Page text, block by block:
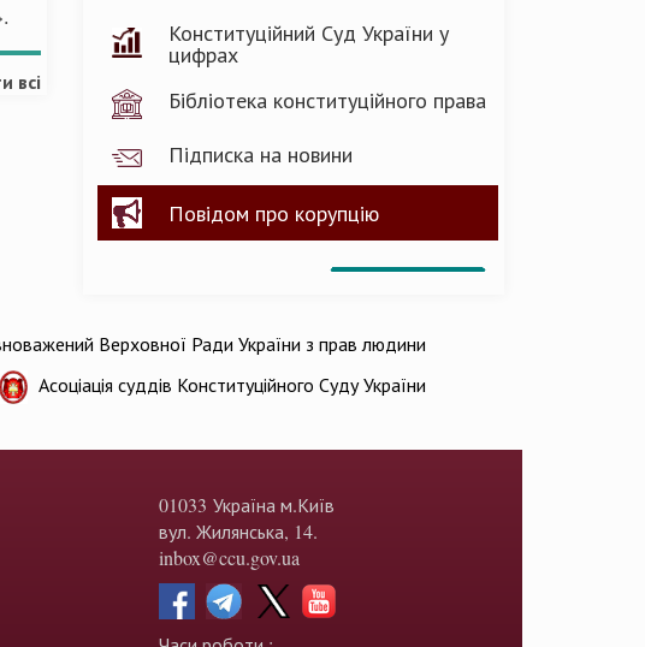
всі
Конституційний Суд України у
цифрах
Бібліотека конституційного права
Підписка на новини
Повідом про корупцію
Верховної Ради України з прав людини
Асоціація суддів Конституційного Суду України
01033 Україна м.Київ
вул. Жилянська, 14.
inbox@ccu.gov.ua